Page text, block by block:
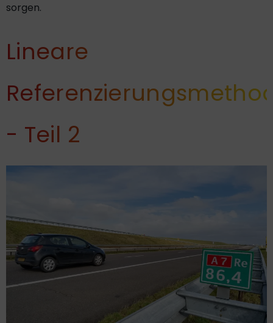
sorgen.
Lineare
- Teil 2